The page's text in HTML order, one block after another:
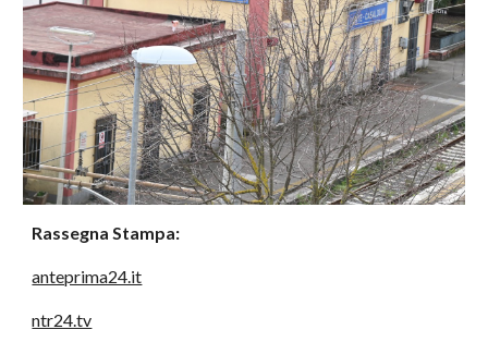
Rassegna Stampa:
anteprima24.it
ntr24.tv